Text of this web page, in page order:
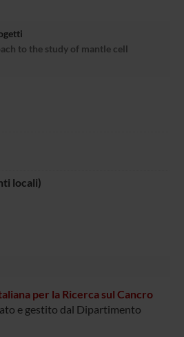
to the study of mantle cell
locali)
per la Ricerca sul Cancro
e gestito dal Dipartimento